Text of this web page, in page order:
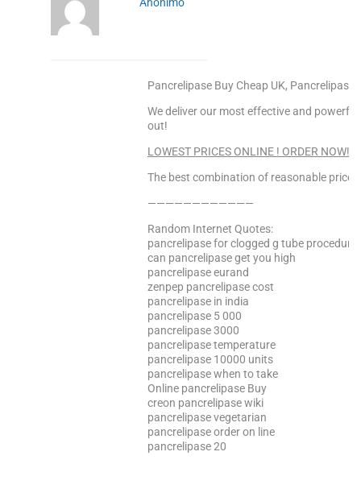
Pancrelipase Buy Cheap UK, Pancrelipase
We deliver our most effective and
out!
LOWEST PRICES ONLINE ! ORDER NOW!
The best combination of reasonable price
————————————
Random Internet Quotes:
pancrelipase for clogged g tube procedure
can pancrelipase get you high
pancrelipase eurand
zenpep pancrelipase cost
pancrelipase in india
pancrelipase 5 000
pancrelipase 3000
pancrelipase temperature
pancrelipase 10000 units
pancrelipase when to take
Online pancrelipase Buy
creon pancrelipase wiki
pancrelipase vegetarian
pancrelipase order on line
pancrelipase 20